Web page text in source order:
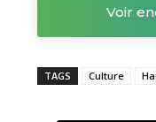
Voir
TAGS Culture